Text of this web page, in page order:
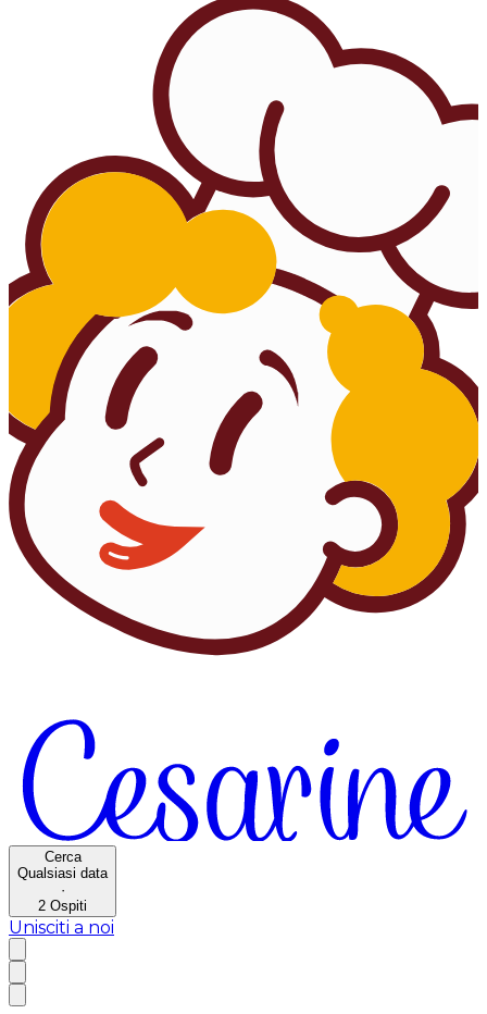
Cerca
Qualsiasi data
·
2 Ospiti
Unisciti a noi